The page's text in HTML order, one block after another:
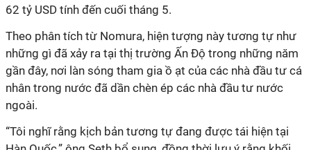
62 tỷ USD tính đến cuối tháng 5.
Theo phân tích từ Nomura, hiện tượng này tương tự như
những gì đã xảy ra tại thị trường Ấn Độ trong những năm
gần đây, nơi làn sóng tham gia ồ ạt của các nhà đầu tư cá
nhân trong nước đã dần chèn ép các nhà đầu tư nước
ngoài.
“Tôi nghĩ rằng kịch bản tương tự đang được tái hiện tại